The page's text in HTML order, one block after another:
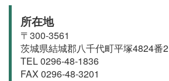
所在地
〒300-3561
茨城県結城郡八千代町平塚4824番2
TEL 0296-48-1836
FAX 0296-48-3201